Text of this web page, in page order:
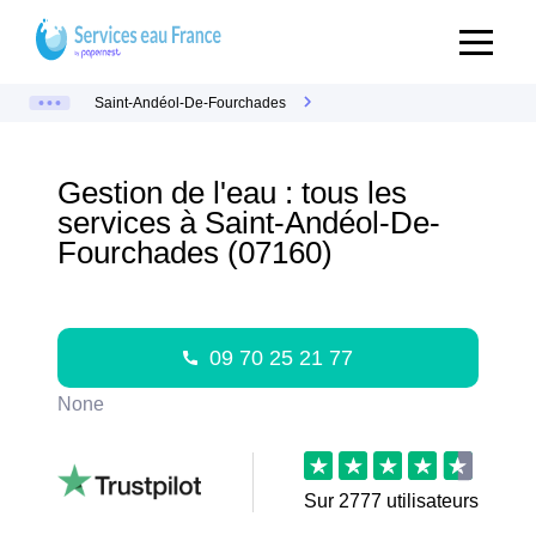
Saint-Andéol-De-Fourchades
Gestion de l'eau : tous les
services à Saint-Andéol-De-
Fourchades (07160)
09 70 25 21 77
None
Sur 2777 utilisateurs